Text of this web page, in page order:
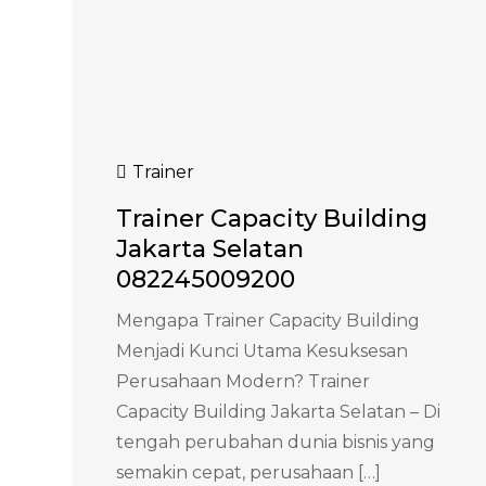
Trainer
Trainer Capacity Building
Jakarta Selatan
082245009200
Mengapa Trainer Capacity Building
Menjadi Kunci Utama Kesuksesan
Perusahaan Modern? Trainer
Capacity Building Jakarta Selatan – Di
tengah perubahan dunia bisnis yang
semakin cepat, perusahaan […]